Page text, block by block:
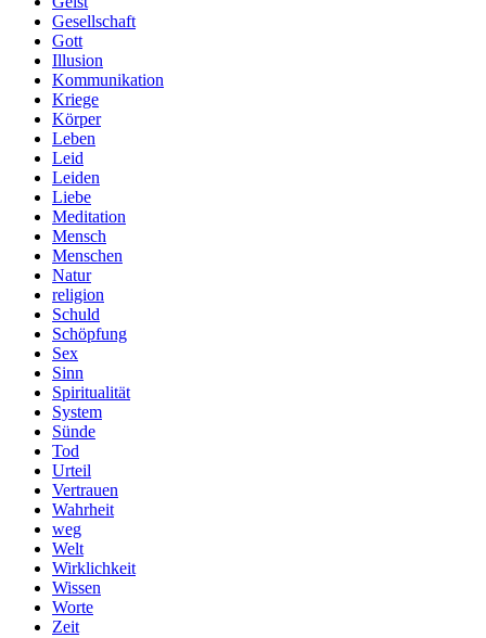
Gesellschaft
Gott
Illusion
Kommunikation
Kriege
Körper
Leben
Leid
Leiden
Liebe
Meditation
Mensch
Menschen
Natur
religion
Schuld
Schöpfung
Sex
Sinn
Spiritualität
System
Sünde
Tod
Urteil
Vertrauen
Wahrheit
weg
Welt
Wirklichkeit
Wissen
Worte
Zeit